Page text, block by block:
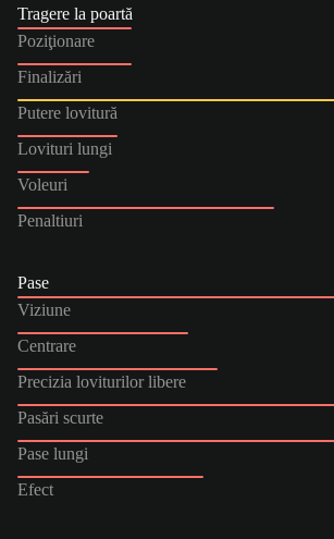
Tragere la poartă
Poziţionare
Finalizări
Putere lovitură
Lovituri lungi
Voleuri
Penaltiuri
Pase
Viziune
Centrare
Precizia loviturilor libere
Pasări scurte
Pase lungi
Efect